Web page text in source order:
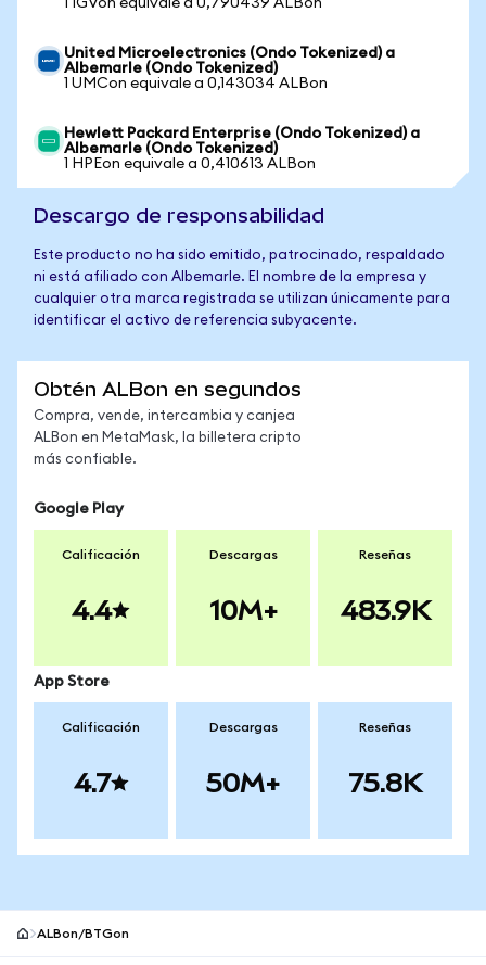
1 IGVon equivale a 0,790439 ALBon
United Microelectronics (Ondo Tokenized) a
Albemarle (Ondo Tokenized)
1 UMCon equivale a 0,143034 ALBon
Hewlett Packard Enterprise (Ondo Tokenized) a
Albemarle (Ondo Tokenized)
1 HPEon equivale a 0,410613 ALBon
Descargo de responsabilidad
Este producto no ha sido emitido, patrocinado, respaldado
ni está afiliado con Albemarle. El nombre de la empresa y
cualquier otra marca registrada se utilizan únicamente para
identificar el activo de referencia subyacente.
Obtén ALBon en segundos
Compra, vende, intercambia y canjea
ALBon en MetaMask, la billetera cripto
más confiable.
Google Play
Calificación
4.4
Descargas
10M+
Reseñas
483.9K
App Store
Calificación
4.7
Descargas
50M+
Reseñas
75.8K
ALBon/BTGon